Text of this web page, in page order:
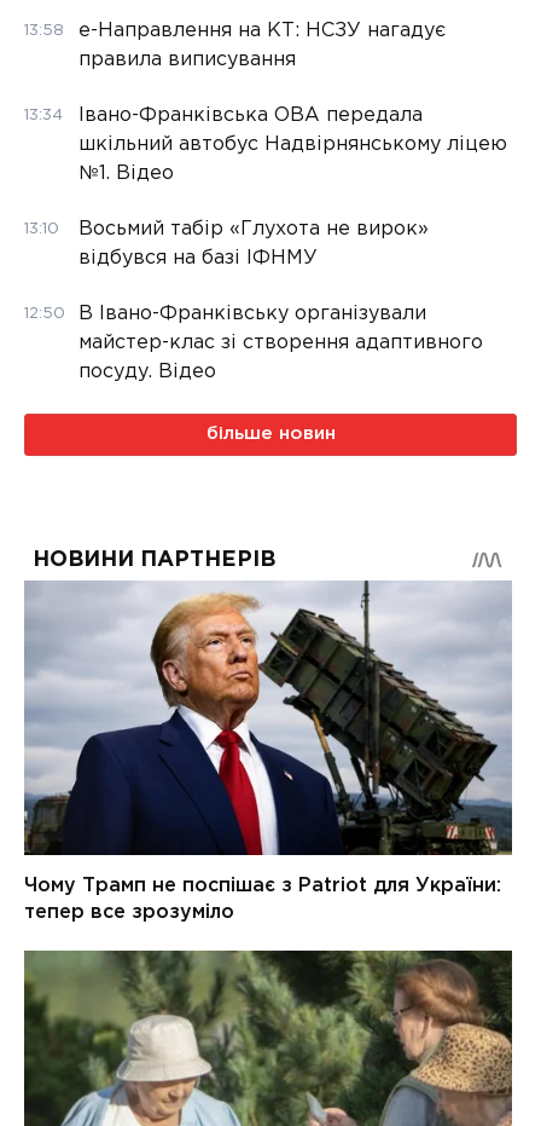
13:58
е-Направлення на КТ: НСЗУ нагадує
правила виписування
13:34
Івано-Франківська ОВА передала
шкільний автобус Надвірнянському ліцею
№1. Відео
13:10
Восьмий табір «Глухота не вирок»
відбувся на базі ІФНМУ
12:50
В Івано-Франківську організували
майстер-клас зі створення адаптивного
посуду. Відео
більше новин